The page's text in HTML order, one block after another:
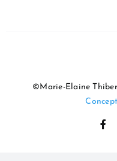
©Marie-Elaine